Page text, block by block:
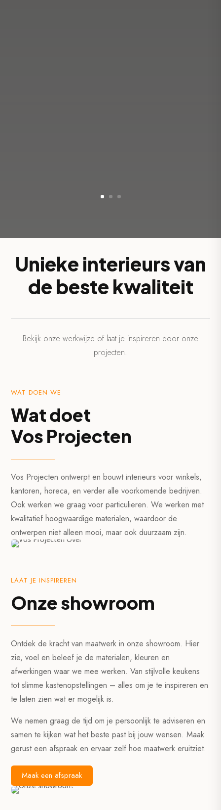
Unieke interieurs van
de beste kwaliteit
Bekijk onze werkwijze of laat je inspireren door onze
projecten.
WAT DOEN WE
Wat doet
Vos Projecten
Vos Projecten ontwerpt en bouwt interieurs voor winkels,
kantoren, horeca, en verder alle voorkomende bedrijven.
Ook werken we graag voor particulieren. We werken met
kwalitatief hoogwaardige materialen, waardoor de
ontwerpen niet alleen mooi, maar ook duurzaam zijn.
LAAT JE INSPIREREN
Onze showroom
Ontdek de kracht van maatwerk in onze showroom. Hier
zie, voel en beleef je de materialen, kleuren en
afwerkingen waar we mee werken. Van stijlvolle keukens
tot slimme kastenopstellingen – alles om je te inspireren en
te laten zien wat er mogelijk is.
We nemen graag de tijd om je persoonlijk te adviseren en
samen te kijken wat het beste past bij jouw wensen. Maak
gerust een afspraak en ervaar zelf hoe maatwerk eruitziet.
Maak een afspraak